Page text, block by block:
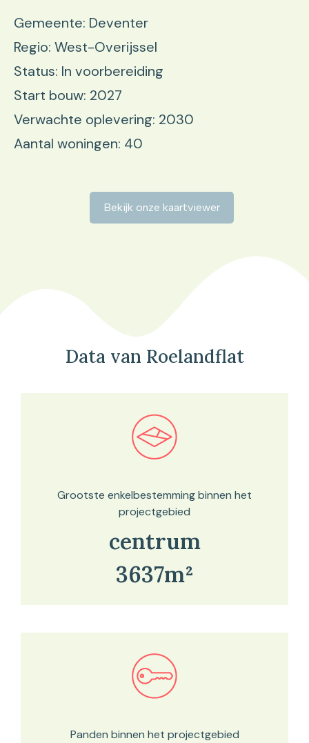
Gemeente: Deventer
Regio: West-Overijssel
Status: In voorbereiding
Start bouw: 2027
Verwachte oplevering: 2030
Aantal woningen: 40
Bekijk onze kaartviewer
Data van Roelandflat
Bekijk in onze kaartviewer
Grootste enkelbestemming binnen het
projectgebied
centrum
3637m²
Bekijk in onze kaartviewer
Panden binnen het projectgebied